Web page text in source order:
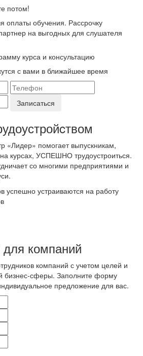
потом!
оплаты обучения. Рассрочку
на выгодных для слушателя
курса и консультацию
с вами в ближайшее время
«Лидер» помогает выпускникам,
курсах, УСПЕШНО трудоустроиться.
со многими предприятиями и
успешно устраиваются на работу
компаний
компаний с учетом целей и
бизнес-сферы. Заполните форму
предложение для вас.